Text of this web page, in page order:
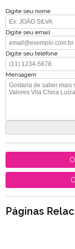
Digite seu nome
Digite seu email
Digite seu telefone
Mensagem
Páginas